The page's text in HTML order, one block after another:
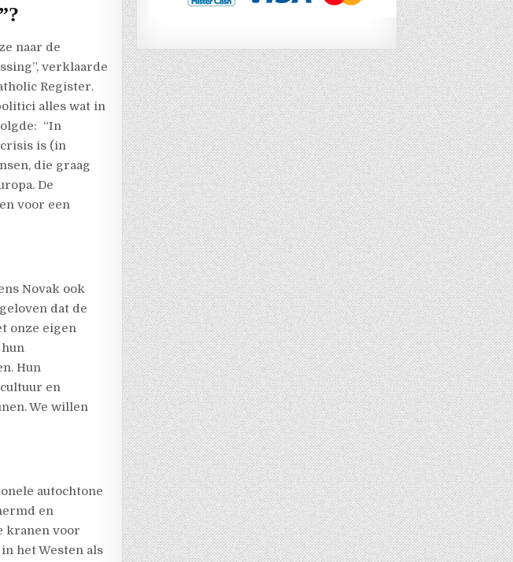
naar de
verklaarde
Register.
alles wat in
“In
is (in
die graag
De
voor een
Novak ook
dat de
onze eigen
Hun
en
We willen
autochtone
en
kranen voor
het Westen als